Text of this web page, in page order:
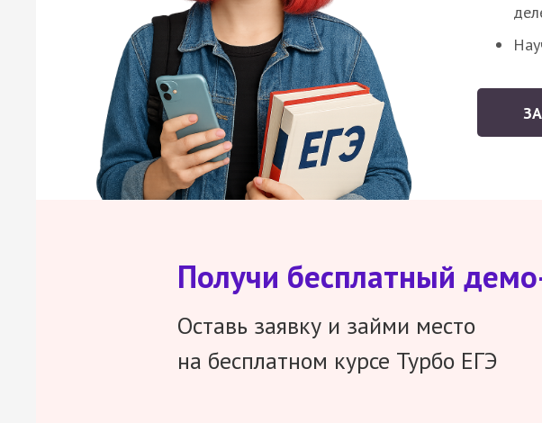
Получи бесплатный
Оставь заявку и займи место
на бесплатном курсе Турбо ЕГЭ